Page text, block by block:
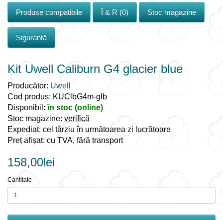
Produse compatibile Î & R (0) Stoc magazine
Siguranță
Kit Uwell Caliburn G4 glacier blue
Producător: Uwell
Cod produs: KUClbG4m-glb
Disponibil:în stoc (online)
Stoc magazine: verifică
Expediat: cel târziu în următoarea zi lucrătoare
Preț afișat: cu TVA, fără transport
158,00lei
Cantitate